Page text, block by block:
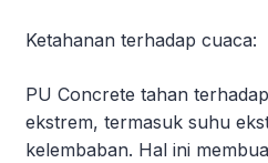
Ketahanan terhadap cuaca:
PU Concrete tahan
ekstrem, termasuk suhu
kelembaban. Hal ini